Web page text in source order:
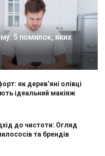
5 помилок, яких
як дерев’яні олівці
ідеальний макіяж
до чистоти: Огляд
та брендів